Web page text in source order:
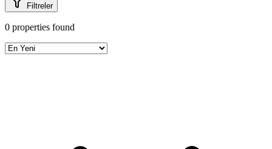
Filtreler
0 properties found